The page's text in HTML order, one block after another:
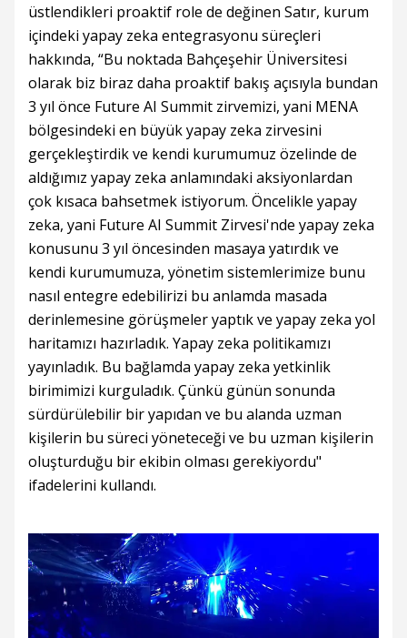
üstlendikleri proaktif role de değinen Satır, kurum
içindeki yapay zeka entegrasyonu süreçleri
hakkında, “Bu noktada Bahçeşehir Üniversitesi
olarak biz biraz daha proaktif bakış açısıyla bundan
3 yıl önce Future AI Summit zirvemizi, yani MENA
bölgesindeki en büyük yapay zeka zirvesini
gerçekleştirdik ve kendi kurumumuz özelinde de
aldığımız yapay zeka anlamındaki aksiyonlardan
çok kısaca bahsetmek istiyorum. Öncelikle yapay
zeka, yani Future AI Summit Zirvesi'nde yapay zeka
konusunu 3 yıl öncesinden masaya yatırdık ve
kendi kurumumuza, yönetim sistemlerimize bunu
nasıl entegre edebilirizi bu anlamda masada
derinlemesine görüşmeler yaptık ve yapay zeka yol
haritamızı hazırladık. Yapay zeka politikamızı
yayınladık. Bu bağlamda yapay zeka yetkinlik
birimimizi kurguladık. Çünkü günün sonunda
sürdürülebilir bir yapıdan ve bu alanda uzman
kişilerin bu süreci yöneteceği ve bu uzman kişilerin
oluşturduğu bir ekibin olması gerekiyordu"
ifadelerini kullandı.